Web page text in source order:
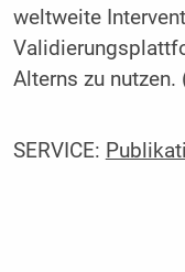
weltweite
Alterns zu nutzen.
SERVICE: